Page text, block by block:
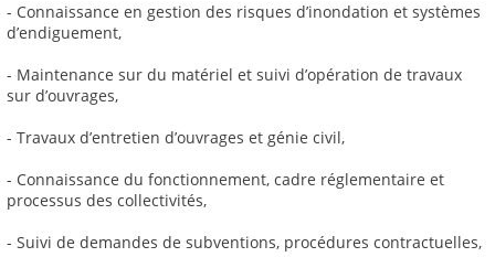
- Connaissance en gestion des risques d’inondation et systèmes
d’endiguement,
- Maintenance sur du matériel et suivi d’opération de travaux
sur d’ouvrages,
- Travaux d’entretien d’ouvrages et génie civil,
- Connaissance du fonctionnement, cadre réglementaire et
processus des collectivités,
- Suivi de demandes de subventions, procédures contractuelles,